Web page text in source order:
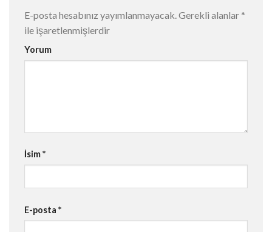
E-posta hesabınız yayımlanmayacak.Gerekli alanlar *
ile işaretlenmişlerdir
Yorum
İsim*
E-posta *